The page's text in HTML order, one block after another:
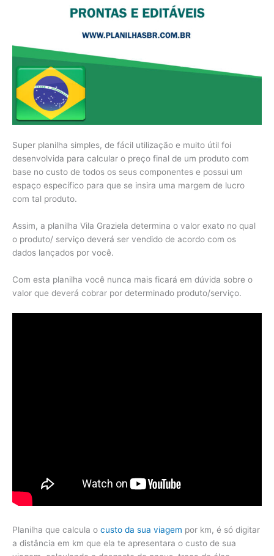
Super planilha simples, de fácil utilização e muito útil foi
desenvolvida para calcular o preço final de um produto com
base no custo de todos os seus componentes e possui um
espaço específico para que se insira uma margem de lucro
com tal produto.
Assim, a planilha Vila Graziela determina o valor exato no qual
o produto/ serviço deverá ser vendido de acordo com os
dados lançados por você.
Com esta planilha você nunca mais ficará em dúvida sobre o
valor que deverá cobrar por determinado produto/serviço.
Planilha que calcula o custo da sua viagem por km, é só digitar
a distância em km que ela te apresentara o custo de sua